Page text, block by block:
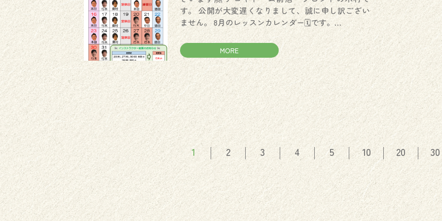
す。 公開が大変遅くなりまして、誠に申し訳ござい
ません。 8月のレッスンカレンダー🗓️です。…
MORE
1 2 3 4 5 10 20 30